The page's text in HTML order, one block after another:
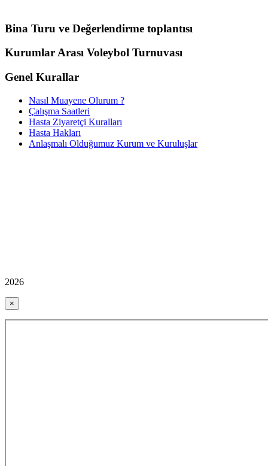
Bina Turu ve Değerlendirme toplantısı
Kurumlar Arası Voleybol Turnuvası
Genel Kurallar
Nasıl Muayene Olurum ?
Çalışma Saatleri
Hasta Ziyaretçi Kuralları
Hasta Hakları
Anlaşmalı Olduğumuz Kurum ve Kuruluşlar
2026
×